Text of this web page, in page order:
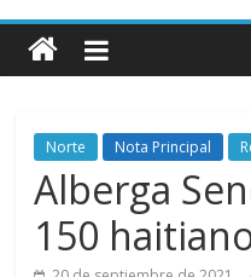
Norte Nota Principal
Alberga
150